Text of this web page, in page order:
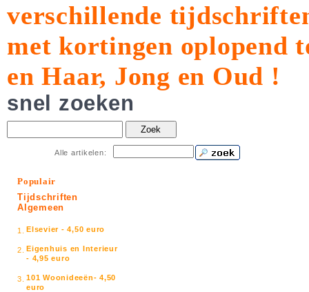
verschillende
met kortingen oplopend
en Haar, Jong en Oud !
snel zoeken
Zoek
Alle artikelen:
Populair
Tijdschriften
Algemeen
1. Elsevier - 4,50 euro
2. Eigenhuis en Interieur
- 4,95 euro
3. 101 Woonideeën- 4,50
euro